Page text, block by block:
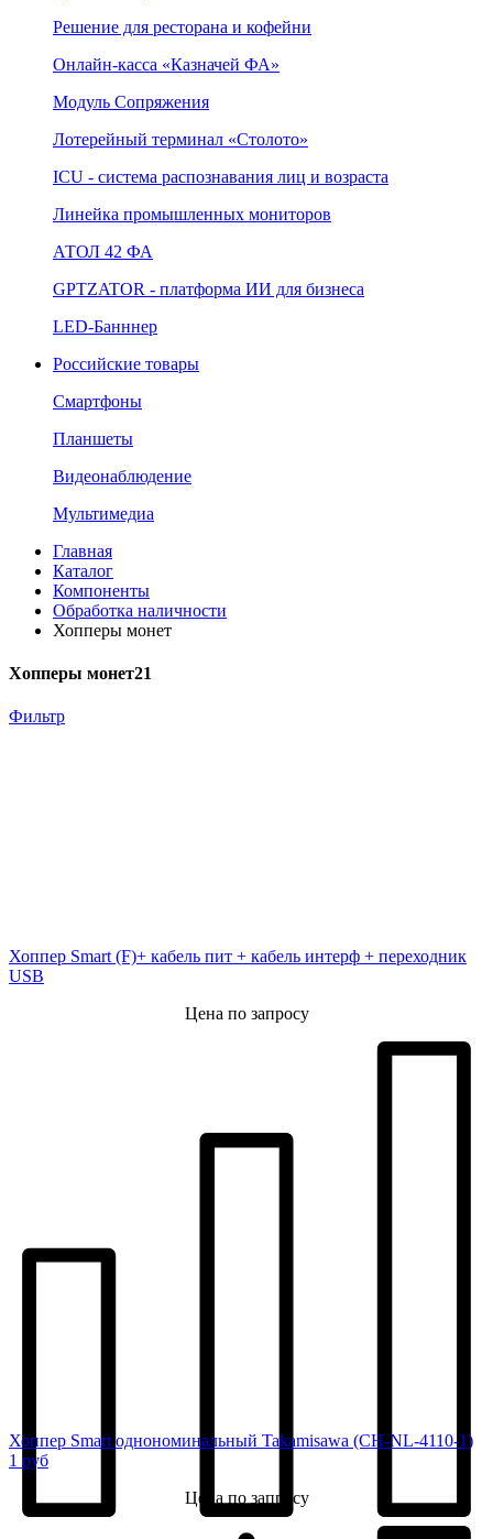
Решение для ресторана и кофейни
Онлайн‑касса «Казначей ФА»
Модуль Сопряжения
Лотерейный терминал «Столото»
ICU - система распознавания лиц и возраста
Линейка промышленных мониторов
АТОЛ 42 ФА
GPTZATOR - платформа ИИ для бизнеса
LED-Банннер
Российские товары
Смартфоны
Планшеты
Видеонаблюдение
Мультимедиа
Главная
Каталог
Компоненты
Обработка наличности
Хопперы монет
Хопперы монет21
Фильтр
Хоппер Smart (F)+ кабель пит + кабель интерф + переходник
USB
Цена по запросу
Хоппер Smart однономинальный Takamisawa (CH-NL-4110-1)
1 руб
Цена по запросу